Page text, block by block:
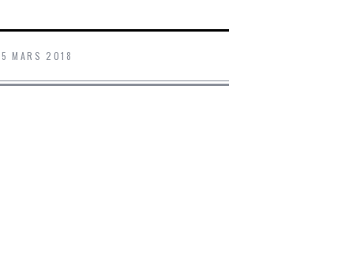
5 MARS 2018